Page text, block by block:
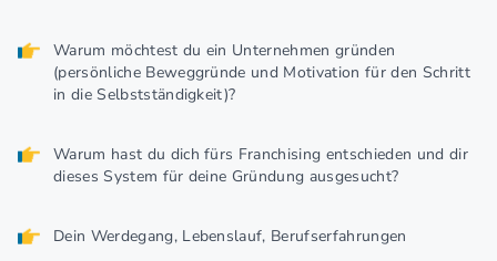
Warum möchtest du ein Unternehmen gründen
(persönliche Beweggründe und Motivation für den Schritt
in die Selbstständigkeit)?
Warum hast du dich fürs Franchising entschieden und dir
dieses System für deine Gründung ausgesucht?
Dein Werdegang, Lebenslauf, Berufserfahrungen